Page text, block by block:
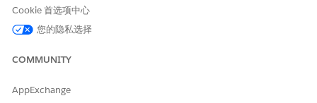
Cookie 首选项中心
您的隐私选择
COMMUNITY
AppExchange